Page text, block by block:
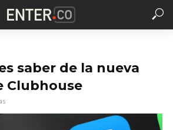
saber de la nueva
Clubhouse